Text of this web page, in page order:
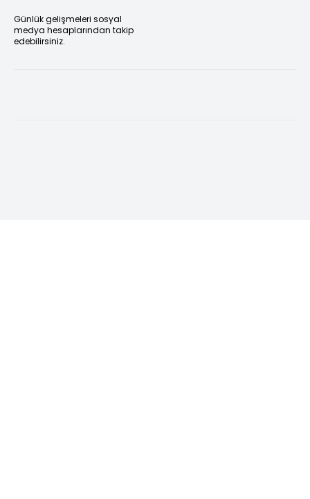
Günlük gelişmeleri sosyal
medya hesaplarından takip
edebilirsiniz.